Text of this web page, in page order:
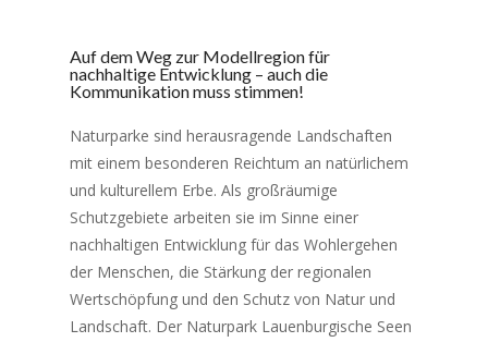
Auf dem Weg zur Modellregion für
nachhaltige Entwicklung – auch die
Kommunikation muss stimmen!
Naturparke sind herausragende Landschaften
mit einem besonderen Reichtum an natürlichem
und kulturellem Erbe. Als großräumige
Schutzgebiete arbeiten sie im Sinne einer
nachhaltigen Entwicklung für das Wohlergehen
der Menschen, die Stärkung der regionalen
Wertschöpfung und den Schutz von Natur und
Landschaft. Der Naturpark Lauenburgische Seen